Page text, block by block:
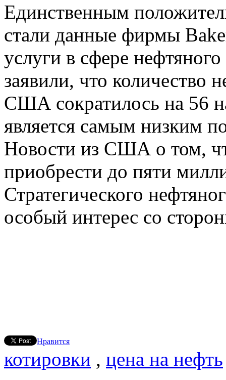
Единственным
стали данные фирмы
услуги в сфере
заявили, что количество
США сократилось на 56
является самым низким
Новости из США о том,
приобрести до пяти
Стратегического
особый интерес со
Нравится
котировки , цена на нефть